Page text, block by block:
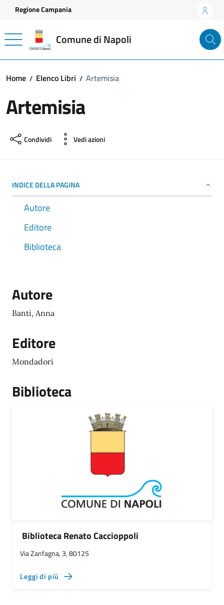
Vai ai contenuti
Vai al footer
Regione Campania
Comune di Napoli
Home Elenco Libri Artemisia
Artemisia
Condividi Vedi azioni
INDICE DELLA PAGINA
Autore
Editore
Biblioteca
Autore
Banti, Anna
Editore
Mondadori
Biblioteca
Biblioteca Renato Caccioppoli
Via Zanfagna, 3, 80125
Leggi di più